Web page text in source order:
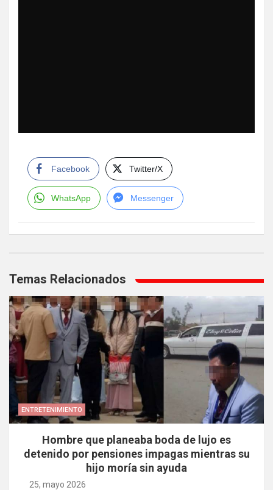
Facebook Twitter/X
WhatsApp Messenger
de
entradas
Temas Relacionados
ENTRETENIMIENTO
Hombre que planeaba boda de lujo es
detenido por pensiones impagas mientras su
hijo moría sin ayuda
25, mayo 2026